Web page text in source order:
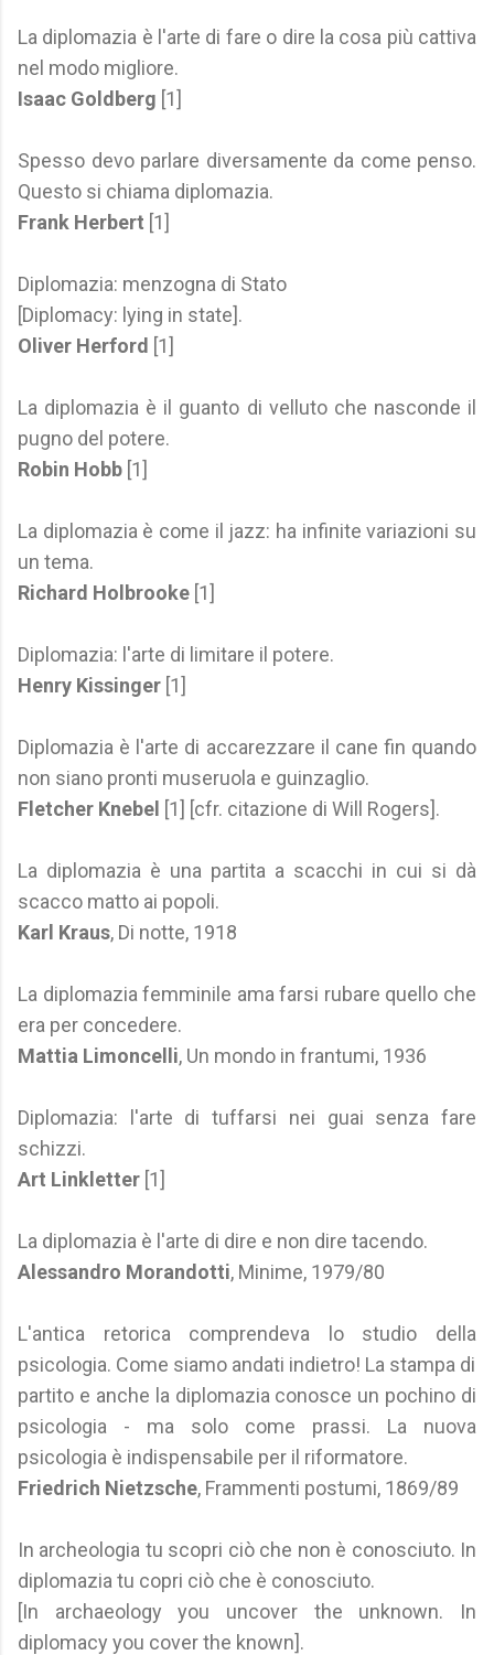
La diplomazia è l'arte di fare o dire la cosa più cattiva
nel modo migliore.
Isaac Goldberg [1]
Spesso devo parlare diversamente da come penso.
Questo si chiama diplomazia.
Frank Herbert [1]
Diplomazia: menzogna di Stato
[Diplomacy: lying in state].
Oliver Herford [1]
La diplomazia è il guanto di velluto che nasconde il
pugno del potere.
Robin Hobb [1]
La diplomazia è come il jazz: ha infinite variazioni su
un tema.
Richard Holbrooke [1]
Diplomazia: l'arte di limitare il potere.
Henry Kissinger [1]
Diplomazia è l'arte di accarezzare il cane fin quando
non siano pronti museruola e guinzaglio.
Fletcher Knebel [1] [cfr. citazione di Will Rogers].
La diplomazia è una partita a scacchi in cui si dà
scacco matto ai popoli.
Karl Kraus, Di notte, 1918
La diplomazia femminile ama farsi rubare quello che
era per concedere.
Mattia Limoncelli, Un mondo in frantumi, 1936
Diplomazia: l'arte di tuffarsi nei guai senza fare
schizzi.
Art Linkletter [1]
La diplomazia è l'arte di dire e non dire tacendo.
Alessandro Morandotti, Minime, 1979/80
L'antica retorica comprendeva lo studio della
psicologia. Come siamo andati indietro! La stampa di
partito e anche la diplomazia conosce un pochino di
psicologia - ma solo come prassi. La nuova
psicologia è indispensabile per il riformatore.
Friedrich Nietzsche, Frammenti postumi, 1869/89
In archeologia tu scopri ciò che non è conosciuto. In
diplomazia tu copri ciò che è conosciuto.
[In archaeology you uncover the unknown. In
diplomacy you cover the known].